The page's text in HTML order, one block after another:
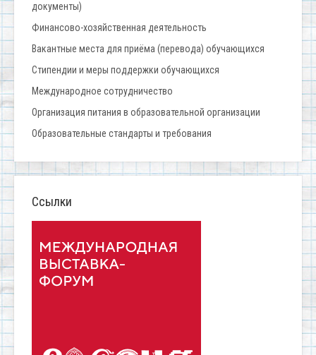
документы)
Финансово-хозяйственная деятельность
Вакантные места для приёма (перевода) обучающихся
Стипендии и меры поддержки обучающихся
Международное сотрудничество
Организация питания в образовательной организации
Образовательные стандарты и требования
Ссылки